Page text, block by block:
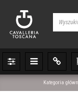
P
a
e
M
e
u
P
a
n
e
Kategoria